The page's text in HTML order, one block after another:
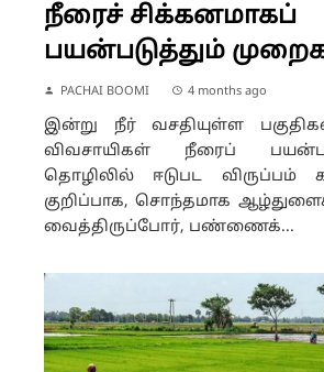
நீரைச் சிக்கனமாகப்
பயன்படுத்தும்
PACHAI BOOMI 4 months ago
இன்று நீர் வசதியுள்ள
விவசாயிகள் நீரைப்
தொழிலில் ஈடுபட விருப்பம்
குறிப்பாக, சொந்தமாக
வைத்திருப்போர், பண்ணைக்...